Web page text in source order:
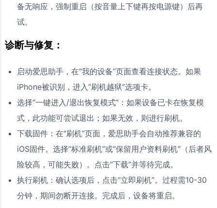
备无响应，强制重启（按音量上下键再按电源键）后再
试。
诊断与修复：
启动爱思助手，在“我的设备”页面查看连接状态。如果
iPhone被识别，进入“刷机越狱”选项卡。
选择“一键进入/退出恢复模式”：如果设备已卡在恢复模
式，此功能可尝试退出；如果无效，则进行刷机。
下载固件：在“刷机”页面，爱思助手会自动推荐兼容的
iOS固件。选择“标准刷机”或“保留用户资料刷机”（后者风
险较高，可能失败）。点击“下载”并等待完成。
执行刷机：确认选项后，点击“立即刷机”。过程需10-30
分钟，期间勿断开连接。完成后，设备将重启。